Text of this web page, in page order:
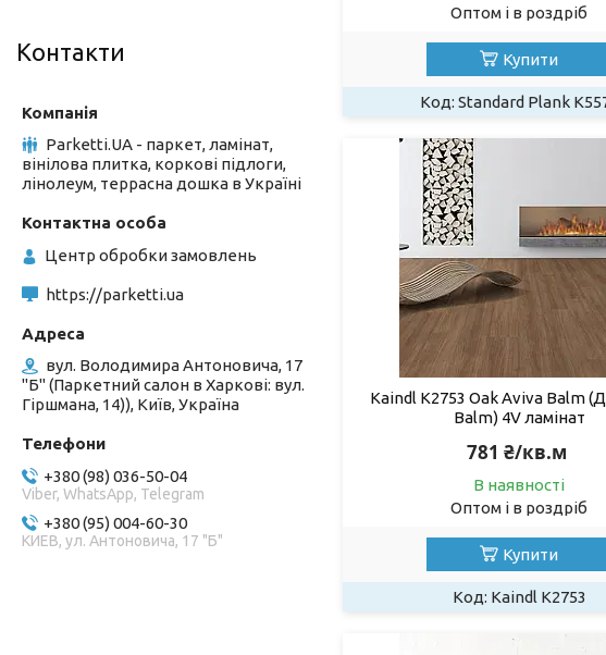
Оптом і в роздріб
Купити
Standard Plank
Kaindl К2753 Oak Aviva Balm
Balm) 4V ламінат
781 ₴/кв.м
В наявності
Оптом і в роздріб
Купити
Kaindl К2753
Контакти
Parketti.UA - паркет, ламінат,
вінілова плитка, коркові підлоги,
лінолеум, террасна дошка в Україні
Центр обробки замовлень
https://parketti.ua
вул. Володимира Антоновича, 17
"Б" (Паркетний салон в Харкові: вул.
Гіршмана, 14)), Київ, Україна
+380 (98) 036-50-04
Viber, WhatsApp, Telegram
+380 (95) 004-60-30
КИЕВ, ул. Антоновича, 17 "Б"